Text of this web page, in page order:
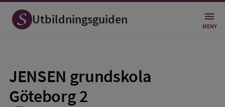
Utbildningsguiden MENY
JENSEN grundskola
Göteborg 2
Spara
som
favorit